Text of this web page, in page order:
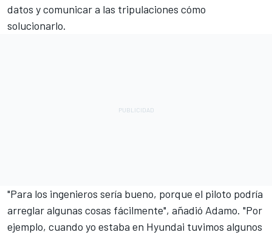
datos y comunicar a las tripulaciones cómo
solucionarlo.
"Para los ingenieros sería bueno, porque el piloto podría
arreglar algunas cosas fácilmente", añadió Adamo. "Por
ejemplo, cuando yo estaba en Hyundai tuvimos algunos